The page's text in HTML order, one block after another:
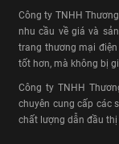
Công ty TNHH
nhu cầu về giá và
trang thương mại
tốt hơn, mà không bị
Công ty TNHH
chuyên cung cấp các
chất lượng dẫn đầu